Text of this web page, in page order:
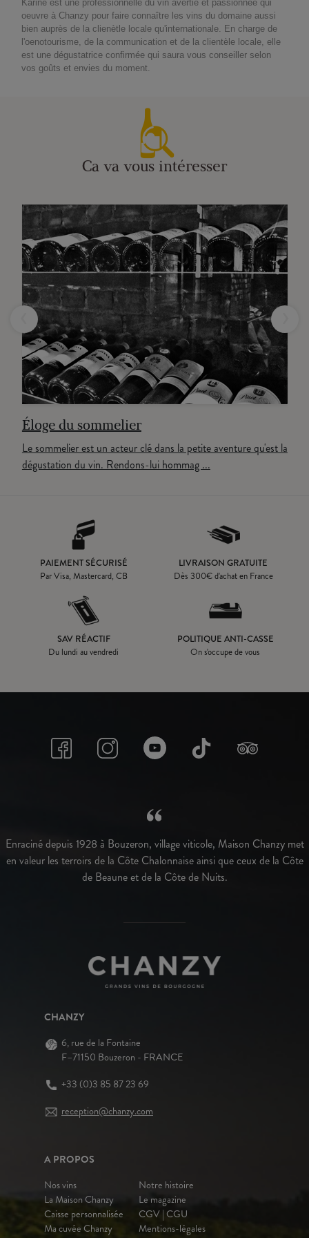
Karine est une professionnelle du vin avertie et passionnée qui
oeuvre à Chanzy pour faire connaître les vins du domaine aussi
bien auprès de la clienètle locale qu'internationale. En charge de
l'oenotourisme, de la communication et de la clientèle locale, elle
est une dégustatrice confirmée qui saura vous conseiller selon
vos goûts et envies du moment.
Ca va vous intéresser
Éloge du sommelier
Le sommelier est un acteur clé dans la petite aventure qu'est la
dégustation du vin. Rendons-lui hommag ...
‹ ›
PAIEMENT SÉCURISÉ
Par Visa, Mastercard, CB
LIVRAISON GRATUITE
Dès 300€ d'achat en France
SAV RÉACTIF
Du lundi au vendredi
POLITIQUE ANTI-CASSE
On s'occupe de vous
Enraciné depuis 1928 à Bouzeron, village viticole, Maison Chanzy met
en valeur les terroirs de la Côte Chalonnaise ainsi que ceux de la Côte
de Beaune et de la Côte de Nuits.
CHANZY
6, rue de la Fontaine
F–71150 Bouzeron - FRANCE
+33 (0)3 85 87 23 69
reception@chanzy.com
A PROPOS
Nos vins
La Maison Chanzy
Caisse personnalisée
Ma cuvée Chanzy
Notre histoire
Le magazine
CGV | CGU
Mentions-légales